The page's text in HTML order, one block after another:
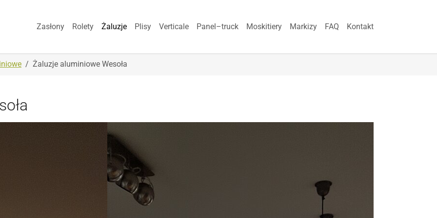
Zasłony Rolety Żaluzje Plisy Verticale Panel–truck Moskitiery Markizy FAQ Kontakt
Żaluzje aluminiowe Wesoła